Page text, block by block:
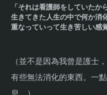
「それは看護師をしていた
生きてきた人生の中で何か消
重なっていって生き苦しい感
（並不是因為我曾是護士
有些無法消化的東西。一